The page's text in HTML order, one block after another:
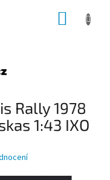
Rally 1978
1:43 IXO